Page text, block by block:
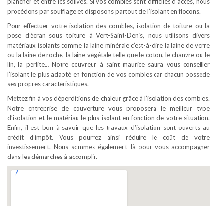
procédons par soufflage et disposons partout de l’isolant en flocons.
Pour effectuer votre isolation des combles, isolation de toiture ou la
pose d’écran sous toiture à Vert-Saint-Denis, nous utilisons divers
matériaux isolants comme la laine minérale c’est-à-dire la laine de verre
ou la laine de roche, la laine végétale telle que le coton, le chanvre ou le
lin, la perlite… Notre couvreur à saint maurice saura vous conseiller
l’isolant le plus adapté en fonction de vos combles car chacun possède
ses propres caractéristiques.
Mettez fin à vos déperditions de chaleur grâce à l’isolation des combles.
Notre entreprise de couverture vous proposera le meilleur type
d’isolation et le matériau le plus isolant en fonction de votre situation.
Enfin, il est bon à savoir que les travaux d’isolation sont ouverts au
crédit d’impôt. Vous pourrez ainsi réduire le coût de votre
investissement. Nous sommes également là pour vous accompagner
dans les démarches à accomplir.